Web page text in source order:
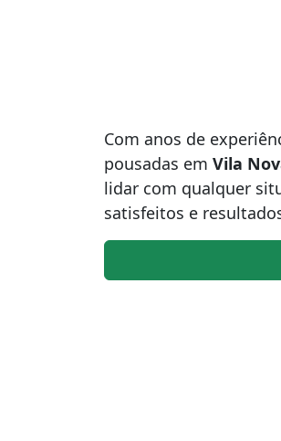
Com anos de
pousadas em Vila
lidar com qualquer
satisfeitos e